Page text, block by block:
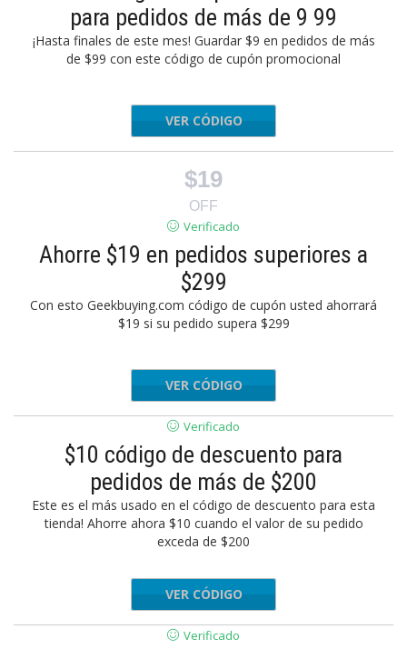
para pedidos de más de 9 99
¡Hasta finales de este mes! Guardar $9 en pedidos de más
de $99 con este código de cupón promocional
GKB9TH2
VER CÓDIGO
$19
OFF
Verificado
Ahorre $19 en pedidos superiores a
$299
Con esto Geekbuying.com código de cupón usted ahorrará
$19 si su pedido supera $299
GKB9TH3
VER CÓDIGO
Verificado
$10 código de descuento para
pedidos de más de $200
Este es el más usado en el código de descuento para esta
tienda! Ahorre ahora $10 cuando el valor de su pedido
exceda de $200
NFLYMED
VER CÓDIGO
Verificado